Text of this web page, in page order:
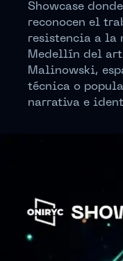
Showcase
reconocen el
resistencia a la
Medellín del
Malinowski,
técnica o
narrativa e